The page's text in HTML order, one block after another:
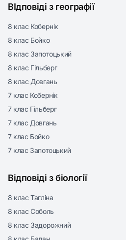
ВІдповіді з географії
8 клас Кобернік
8 клас Бойко
8 клас Запотоцький
8 клас Гільберг
8 клас Довгань
7 клас Кобернік
7 клас Гільберг
7 клас Довгань
7 клас Бойко
7 клас Запотоцький
Відповіді з біології
8 клас Тагліна
8 клас Соболь
8 клас Задорожний